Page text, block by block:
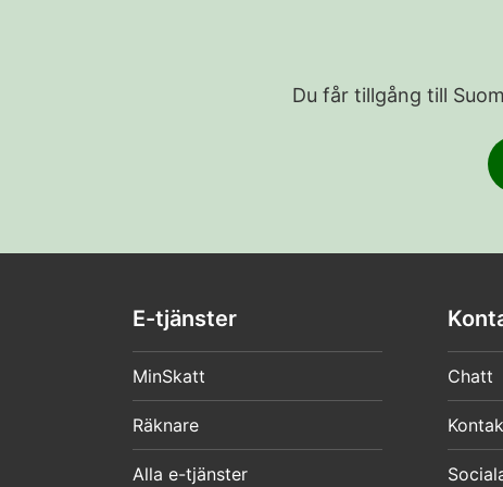
Du får tillgång till
E-tjänster
MinSkatt
Räknare
Alla e-tjänster
Chatt